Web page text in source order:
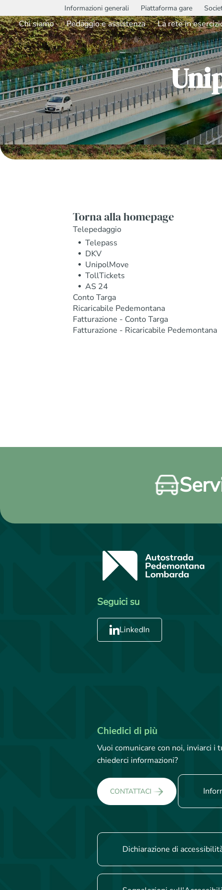
Informazioni generali Piattaforma gare
Chi siamo Pedaggio e assistenza La rete in
Torna alla homepage
Telepedaggio
Telepass
DKV
UnipolMove
TollTickets
AS 24
Conto Targa
Ricaricabile Pedemontana
Fatturazione - Conto Targa
Fatturazione - Ricaricabile Pedemontana
Seguici su
LinkedIn
Chiedici di più
Vuoi comunicare con noi, inviarci
chiederci informazioni?
CONTATTACI
Dichiarazione di